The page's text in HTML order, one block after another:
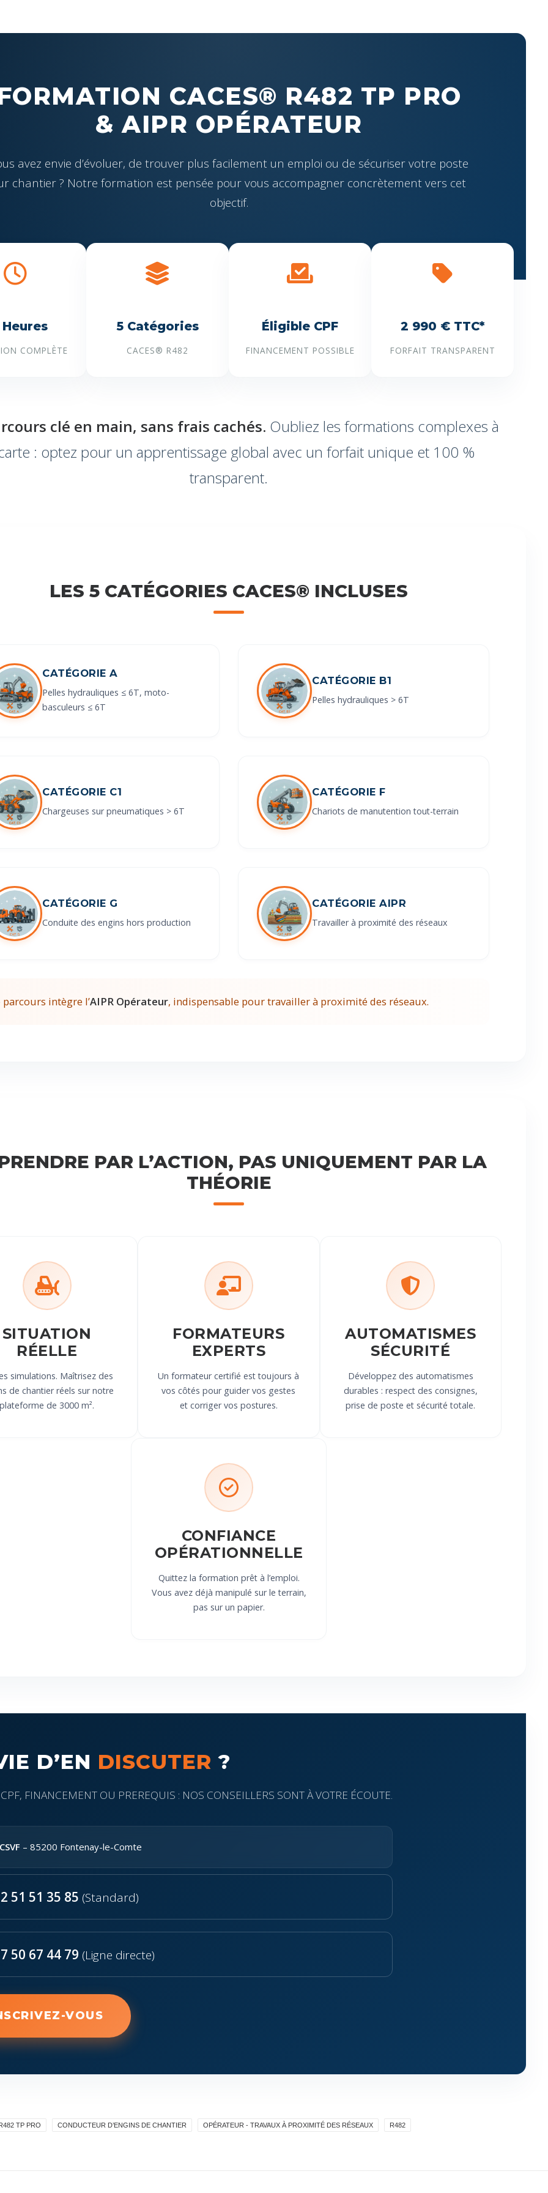
CACES® R482 TP PRO
& AIPR OPÉRATEUR
avez envie d’évoluer, de trouver plus facilement un emploi ou de sécuriser votre poste
chantier ? Notre formation est pensée pour vous accompagner concrètement vers cet
objectif.
COMPLÈTE
5 Catégories
CACES® R482
Éligible CPF
FINANCEMENT POSSIBLE
2 990 € TTC*
FORFAIT TRANSPARENT
clé en main, sans frais cachés. Oubliez les formations complexes à
: optez pour un apprentissage global avec un forfait unique et 100 %
transparent.
LES 5 CATÉGORIES CACES® INCLUSES
CATÉGORIE A
Pelles hydrauliques ≤ 6T, moto-
basculeurs ≤ 6T
CATÉGORIE B1
Pelles hydrauliques > 6T
CATÉGORIE C1
Chargeuses sur pneumatiques > 6T
CATÉGORIE F
Chariots de manutention tout-terrain
CATÉGORIE G
Conduite des engins hors production
CATÉGORIE AIPR
Travailler à proximité des réseaux
parcours intègre l’AIPR Opérateur, indispensable pour travailler à proximité des réseaux.
PAR L’ACTION, PAS UNIQUEMENT PAR LA
THÉORIE
SITUATION
RÉELLE
simulations. Maîtrisez des
de chantier réels sur notre
plateforme de 3000 m².
FORMATEURS
EXPERTS
Un formateur certifié est toujours à
vos côtés pour guider vos gestes
et corriger vos postures.
AUTOMATISMES
SÉCURITÉ
Développez des automatismes
durables : respect des consignes,
prise de poste et sécurité totale.
CONFIANCE
OPÉRATIONNELLE
Quittez la formation prêt à l’emploi.
Vous avez déjà manipulé sur le terrain,
pas sur un papier.
D’EN DISCUTER ?
FINANCEMENT OU PREREQUIS : NOS CONSEILLERS SONT À VOTRE ÉCOUTE.
– 85200 Fontenay-le-Comte
51 51 35 85 (Standard)
50 67 44 79 (Ligne directe)
VOUS
TP PRO CONDUCTEUR D’ENGINS DE CHANTIER OPÉRATEUR - TRAVAUX À PROXIMITÉ DES RÉSEAUX R482